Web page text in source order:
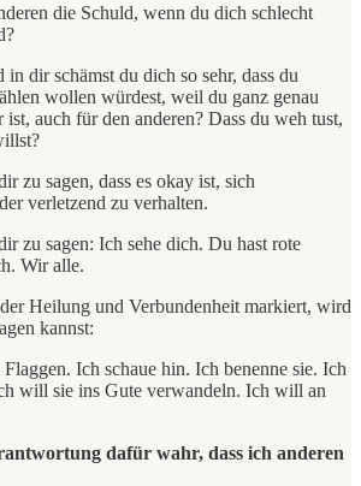
die Schuld, wenn du dich schlecht
dir schämst du dich so sehr, dass du
wollen würdest, weil du ganz genau
auch für den anderen? Dass du weh tust,
zu sagen, dass es okay ist, sich
verletzend zu verhalten.
zu sagen: Ich sehe dich. Du hast rote
Wir alle.
Heilung und Verbundenheit markiert, wird
kannst:
Ich schaue hin. Ich benenne sie. Ich
will sie ins Gute verwandeln. Ich will an
dafür wahr, dass ich anderen